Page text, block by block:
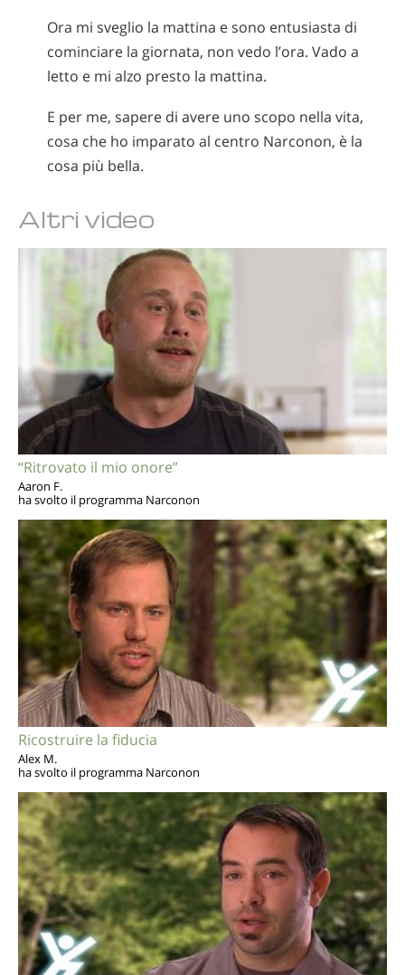
Ora mi sveglio la mattina e sono entusiasta di
cominciare la giornata, non vedo l’ora. Vado a
letto e mi alzo presto la mattina.
E per me, sapere di avere uno scopo nella vita,
cosa che ho imparato al centro Narconon, è la
cosa più bella.
Altri video
“Ritrovato il mio onore”
Aaron F.
ha svolto il programma Narconon
Ricostruire la fiducia
Alex M.
ha svolto il programma Narconon